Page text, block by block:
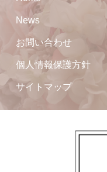
News
お問い合わせ
個人情報保護方針
サイトマップ